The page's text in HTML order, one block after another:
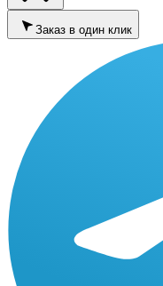
Заказ в один клик